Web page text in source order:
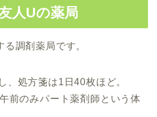
人Uの薬局
調剤薬局です。
、処方箋は1日40枚ほど。
前のみパート薬剤師という体